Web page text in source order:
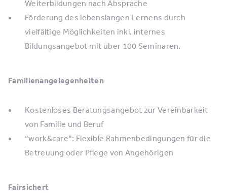
Weiterbildungen nach Absprache
Förderung des lebenslangen Lernens durch
vielfältige Möglichkeiten inkl. internes
Bildungsangebot mit über 100 Seminaren.
Familienangelegenheiten
Kostenloses Beratungsangebot zur Vereinbarkeit
von Familie und Beruf
“work&care”: Flexible Rahmenbedingungen für die
Betreuung oder Pflege von Angehörigen
Fairsichert